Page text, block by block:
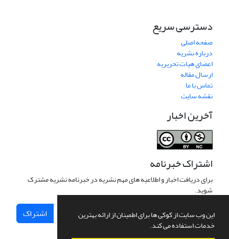
این وب سایت از کوکی ها برای اطمینان از ارائه بهترین
خدمات استفاده می کند.
دسترسی سریع
صفحه اصلی
درباره نشریه
اعضای هیات تحریریه
ارسال مقاله
تماس با ما
نقشه سایت
آخرین اخبار
اشتراک خبرنامه
برای دریافت اخبار و اطلاعیه های مهم نشریه در خبرنامه نشریه مشترک
شوید.
اشتراک